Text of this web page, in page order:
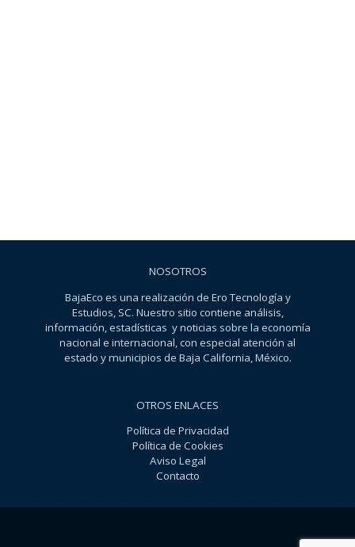
NOSOTROS
BajaEco es una realización de Ero Tecnología y
Estudios, SC. Nuestro sitio contiene análisis,
información, estadísticas y noticias sobre la economía
nacional e internacional, con especial atención al
estado y municipios de Baja California, México.
OTROS ENLACES
Política de Privacidad
Política de Cookies
Aviso Legal
Contacto